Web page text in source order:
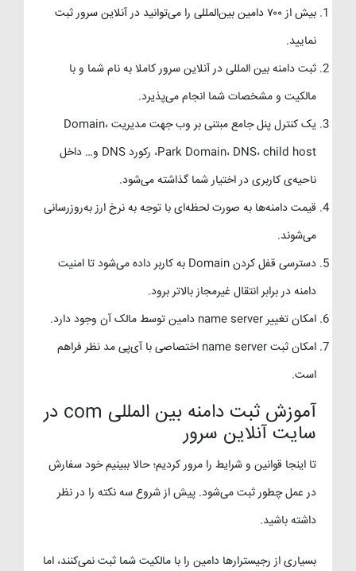
بیش از ۷۰۰ دامین بین‌المللی را می‌توانید در آنلاین سرور ثبت
نمایید.
ثبت دامنه بین المللی در آنلاین سرور کاملا به نام شما و با
مالکیت و مشخصات شما انجام می‌پذیرد.
یک کنترل پنل جامع مبتنی بر وب جهت مدیریت Domain،
Park Domain، DNS، child host، رکورد DNS و… داخل
ناحیه‌ی کاربری در اختیار شما گذاشته می‌شود.
قیمت دامنه‌ها به صورت لحظه‌ای با توجه به نرخ ارز به‌روزرسانی
می‌شوند.
دسترسی قفل کردن Domain به کاربر داده می‌شود تا امنیت
دامنه در برابر انتقال غیرمجاز بالاتر برود.
امکان تغییر name server دامین توسط مالک آن وجود دارد.
امکان ثبت name server اختصاصی با آی‌پی مد نظر فراهم
است.
آموزش ثبت دامنه بین المللی com در
سایت آنلاین سرور
تا اینجا قوانین و شرایط را مرور کردیم؛ حالا ببینیم خود سفارش
در عمل چطور ثبت می‌شود. پیش از شروع سه نکته را در نظر
داشته باشید.
بسیاری از رجیسترارها دامین را با مالکیت شما ثبت نمی‌کنند، اما